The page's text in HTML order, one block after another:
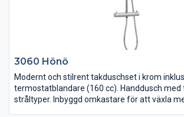
3060 Hönö
Modernt och stilrent takduschset i krom
termostatblandare (160 cc). Handdusch med
stråltyper. Inbyggd omkastare för att växla